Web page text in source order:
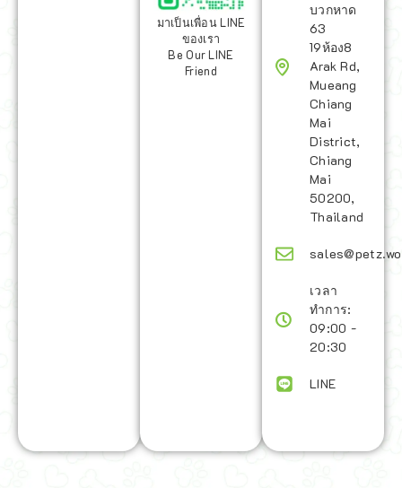
มาเป็นเพื่อน LINE
ของเรา
Be Our LINE
Friend
บวกหาด
63
19ห้อง8
Arak Rd,
Mueang
Chiang
Mai
District,
Chiang
Mai
50200,
Thailand
เวลา
ทำการ:
09:00 -
20:30
LINE